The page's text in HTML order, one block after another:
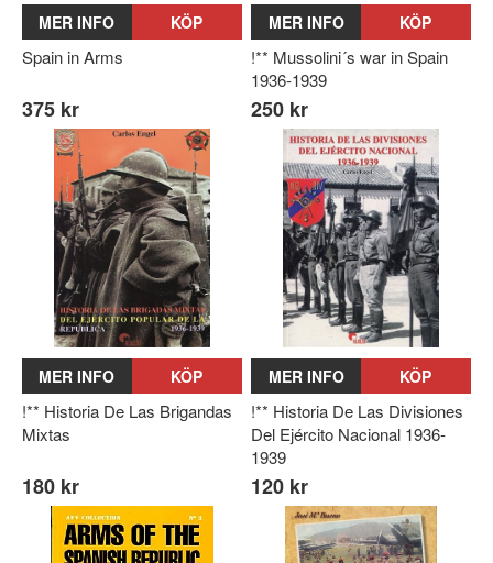
MER INFO KÖP
Spain in Arms
375 kr
MER INFO KÖP
!** Mussolini´s war in Spain
1936-1939
250 kr
MER INFO KÖP
!** Historia De Las Brigandas
Mixtas
180 kr
MER INFO KÖP
!** Historia De Las Divisiones
Del Ejército Nacional 1936-
1939
120 kr